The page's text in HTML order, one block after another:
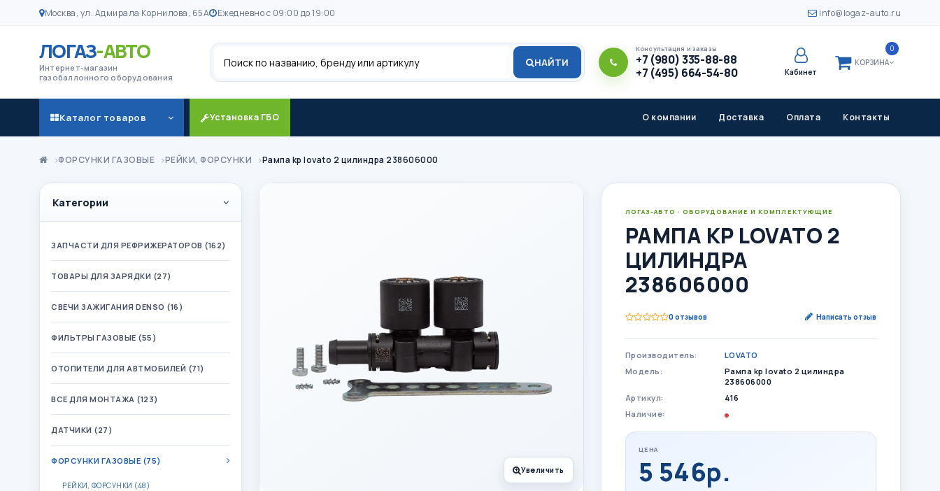
Москва, ул. Адмирала Корнилова, 65А Ежедневно с 09:00 до 19:00 info@logaz-auto.ru
ЛОГАЗ-АВТО
Интернет-магазин
газобаллонного оборудования
НАЙТИ
Консультация и заказы
+7 (980) 335-88-88
+7 (495) 664-54-80
Кабинет
КОРЗИНА
0
Каталог товаров Установка ГБО О компании Доставка Оплата Контакты
ФОРСУНКИ ГАЗОВЫЕ РЕЙКИ, ФОРСУНКИ Рампа kp lovato 2 цилиндра 238606000
Категории
ЗАПЧАСТИ ДЛЯ РЕФРИЖЕРАТОРОВ (162)
ТОВАРЫ ДЛЯ ЗАРЯДКИ (27)
СВЕЧИ ЗАЖИГАНИЯ DENSO (16)
ФИЛЬТРЫ ГАЗОВЫЕ (55)
ОТОПИТЕЛИ ДЛЯ АВТМОБИЛЕЙ (71)
ВСЕ ДЛЯ МОНТАЖА (123)
ДАТЧИКИ (27)
ФОРСУНКИ ГАЗОВЫЕ (75)
РЕЙКИ, ФОРСУНКИ (48)
Увеличить
ЛОГАЗ-АВТО · ОБОРУДОВАНИЕ И КОМПЛЕКТУЮЩИЕ
РАМПА KP LOVATO 2
ЦИЛИНДРА
238606000
0 отзывов Написать отзыв
Производитель:
LOVATO
Модель:
Рампа kp lovato 2 цилиндра
238606000
Артикул:
416
Наличие:
ЦЕНА
5 546р.